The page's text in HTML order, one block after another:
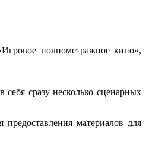
полнометражное кино»,
сразу несколько сценарных
материалов для